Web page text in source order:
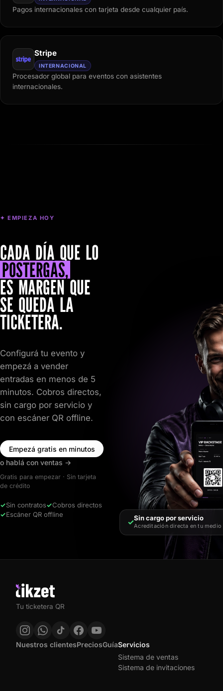
Pagos internacionales con tarjeta desde cualquier país.
Stripe
INTERNACIONAL
Procesador global para eventos con asistentes
internacionales.
✦ EMPIEZA HOY
CADA DÍA QUE LO
POSTERGÁS,
ES MARGEN QUE
SE QUEDA LA
TICKETERA.
Configurá tu evento y
empezá a vender
entradas en menos de 5
minutos. Cobros directos,
sin cargo por servicio y
con escáner QR offline.
Empezá gratis en minutos
o hablá con ventas →
Gratis para empezar · Sin tarjeta
de crédito
✓Sin contratos✓Cobros directos
✓Escáner QR offline
✓Sin cargo por servicio
Acreditación directa en tu
Tu ticketera QR
Nuestros clientesPreciosGuíaServicios
Sistema de ventas
Sistema de invitaciones